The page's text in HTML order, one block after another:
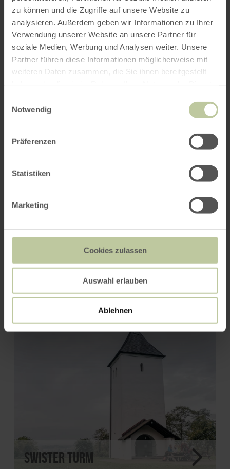
zu können und die Zugriffe auf unsere Website zu
analysieren. Außerdem geben wir Informationen zu Ihrer
Verwendung unserer Website an unsere Partner für
soziale Medien, Werbung und Analysen weiter. Unsere
Partner führen diese Informationen möglicherweise mit
weiteren Daten zusammen, die Sie ihnen bereitgestellt
Notwendig
Präferenzen
Statistiken
Marketing
Cookies zulassen
Auswahl erlauben
Ablehnen
Das könnte Sie auch
interessieren
Landesburg Zülpich
Swister Turm